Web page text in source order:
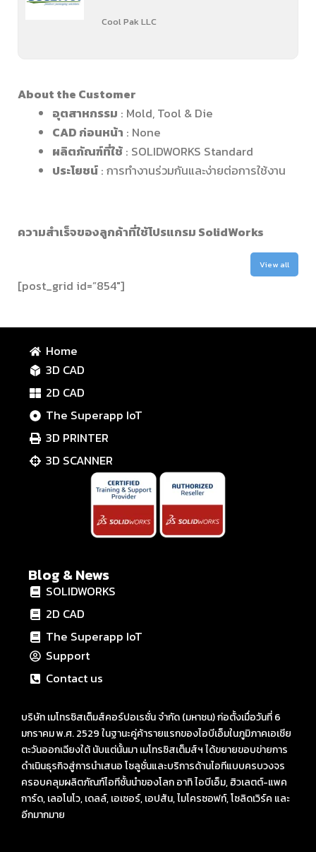
Cool Pak LLC
About the Customer
อุตสาหกรรม : Mold, Tool & Die
CAD ก่อนหน้า : None
ผลิตภัณฑ์ที่ใช้ : SOLIDWORKS Standard
ประโยชน์ : การทำงานร่วมกันและง่ายต่อการใช้งาน
ความสำเร็จของลูกค้าที่ใช้โปรแกรม SolidWorks
View all
[post_grid id=”854″]
Home
3D CAD
2D CAD
The Superapp IoT
3D PRINTER
3D SCANNER
Blog & News
SOLIDWORKS
2D CAD
The Superapp IoT
Support
Contact us
บริษัท เมโทรซิสเต็มส์คอร์ปอเรชั่น จำกัด (มหาชน) ก่อตั้งเมื่อวันที่ 6
มกราคม พ.ศ. 2529 ในฐานะคู่ค้ารายแรกของไอบีเอ็มในภูมิภาคเอเชีย
ตะวันออกเฉียงใต้ นับแต่นั้นมา เมโทรซิสเต็มส์ฯ ได้ขยายขอบข่ายการ
ดำเนินธุรกิจสู่การนำเสนอ โซลูชั่นและบริการด้านไอทีแบบครบวงจร
ครอบคลุมผลิตภัณฑ์ไอทีชั้นนำของโลก อาทิ ไอบีเอ็ม, ฮิวเลตต์-แพค
การ์ด, เลอโนโว, เดลล์, เอเซอร์, เอปสัน, ไมโครซอฟท์, โซลิดเวิร์ค และ
อีกมากมาย